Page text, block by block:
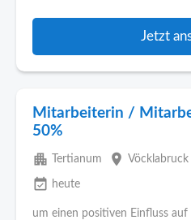
Jetzt
Mitarbeiterin /
50%
apartment Tertianum place Vöcklabruck
event_available heute
um einen positiven Einfluss auf